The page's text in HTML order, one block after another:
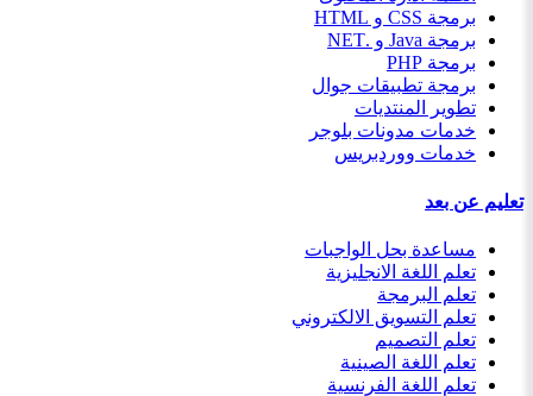
برمجة CSS و HTML
برمجة Java و .NET
برمجة PHP
برمجة تطبيقات جوال
تطوير المنتديات
خدمات مدونات بلوجر
خدمات ووردبريس
تعليم عن بعد
مساعدة بحل الواجبات
تعلم اللغة الانجليزية
تعلم البرمجة
تعلم التسويق الالكتروني
تعلم التصميم
تعلم اللغة الصينية
تعلم اللغة الفرنسية